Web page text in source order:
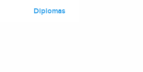
Diplomas